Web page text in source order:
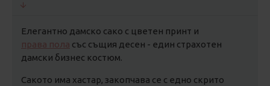
Елегантно дамско сако с цветен принт и
права пола със същия десен - един страхотен
дамски бизнес костюм.
Сакото има хастар, закопчава се с едно скрито